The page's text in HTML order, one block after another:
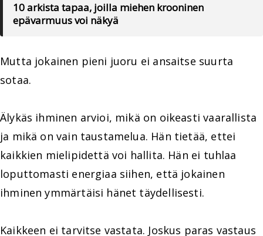
10 arkista tapaa, joilla miehen krooninen
epävarmuus voi näkyä
Mutta jokainen pieni juoru ei ansaitse suurta
sotaa.
Älykäs ihminen arvioi, mikä on oikeasti vaarallista
ja mikä on vain taustamelua. Hän tietää, ettei
kaikkien mielipidettä voi hallita. Hän ei tuhlaa
loputtomasti energiaa siihen, että jokainen
ihminen ymmärtäisi hänet täydellisesti.
Kaikkeen ei tarvitse vastata. Joskus paras vastaus